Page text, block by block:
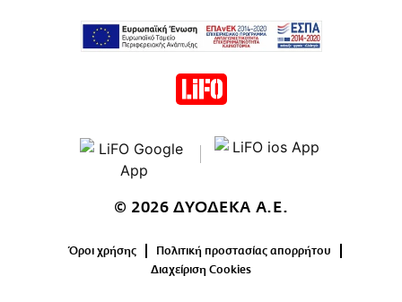
© 2026 ΔΥΟΔΕΚΑ Α.Ε.
Όροι χρήσης
Πολιτική προστασίας απορρήτου
Διαχείριση Cookies